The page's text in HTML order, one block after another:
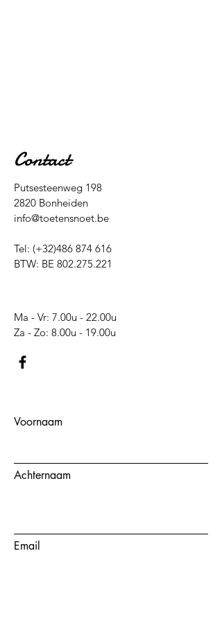
Contact
Putsesteenweg 198
2820 Bonheiden
info@toetensnoet.be
Tel: (+32)486 874 616
BTW: BE 802.275.221
Ma - Vr: 7.00u - 22.00u
​​Za - Zo: 8.00u - 19.00u​
Voornaam
Achternaam
Email